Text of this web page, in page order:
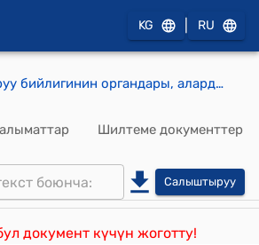
KG RU
Аткаруу бийлигинин органдары, алардын түзүмдүк бөлүнүштөрү жана ведомстволук мекемелери тарабынан жеке жана юридикалык жактарга берилүүчү мамлекеттик кызмат көрсөтүүлөрдүн Стандарттары. V бөлүм. Маалымат берүү тармагында. (Кыргыз Республикасынын Өкмөтүнүн 2014-жылдын 3-июнундагы № 303 токтомуна)
Шилтеме документтер
Салыштыруу
документ күчүн жоготту!